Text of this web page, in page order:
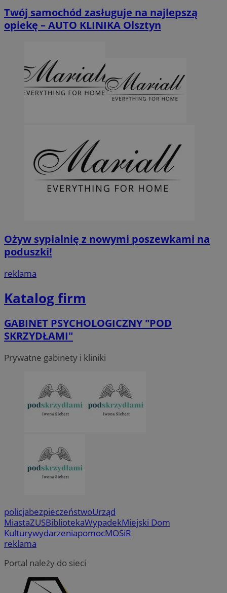
Twój samochód zasługuje na najlepszą
opiekę – AUTO KLINIKA Olsztyn
Ożyw sypialnię z nowymi poszewkami na
poduszki!
reklama
Katalog firm
GABINET PSYCHOLOGICZNY "POD
SKRZYDŁAMI"
Prywatne gabinety i kliniki
policjabezpieczeństwoUrząd
MiastaZUSBibliotekaWypadekMiejski Dom
KulturywydarzeniapomocMOSiR
reklama
Portal należy do sieci